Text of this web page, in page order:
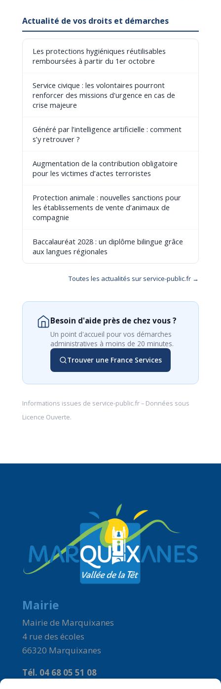
Actualité de vos droits et démarches
Les protections hygiéniques réutilisables
remboursées à partir du 1er octobre
Service civique : les volontaires pourront
renforcer des missions d'urgence en cas de
crise majeure
Généré par l’intelligence artificielle : comment
s’y retrouver ?
Augmentation de la contribution obligatoire
pour les victimes d’actes terroristes
Protection animale : nouvelles sanctions pour
les établissements de vente d’animaux de
compagnie
Baccalauréat 2028 : un diplôme bilingue grâce
aux langues régionales
Toutes les actualités sur service-public.fr →
Besoin d'aide près de chez vous ?
Un point d'accueil pour vos démarches
administratives à moins de 20 minutes.
Trouver une France Services
Informations issues de service-public.fr– Données sous
Licence Ouverte.
Mairie
Mairie de Marquixanes
4 rue des écoles
66320 Marquixanes
Tél. 04 68 05 51 08